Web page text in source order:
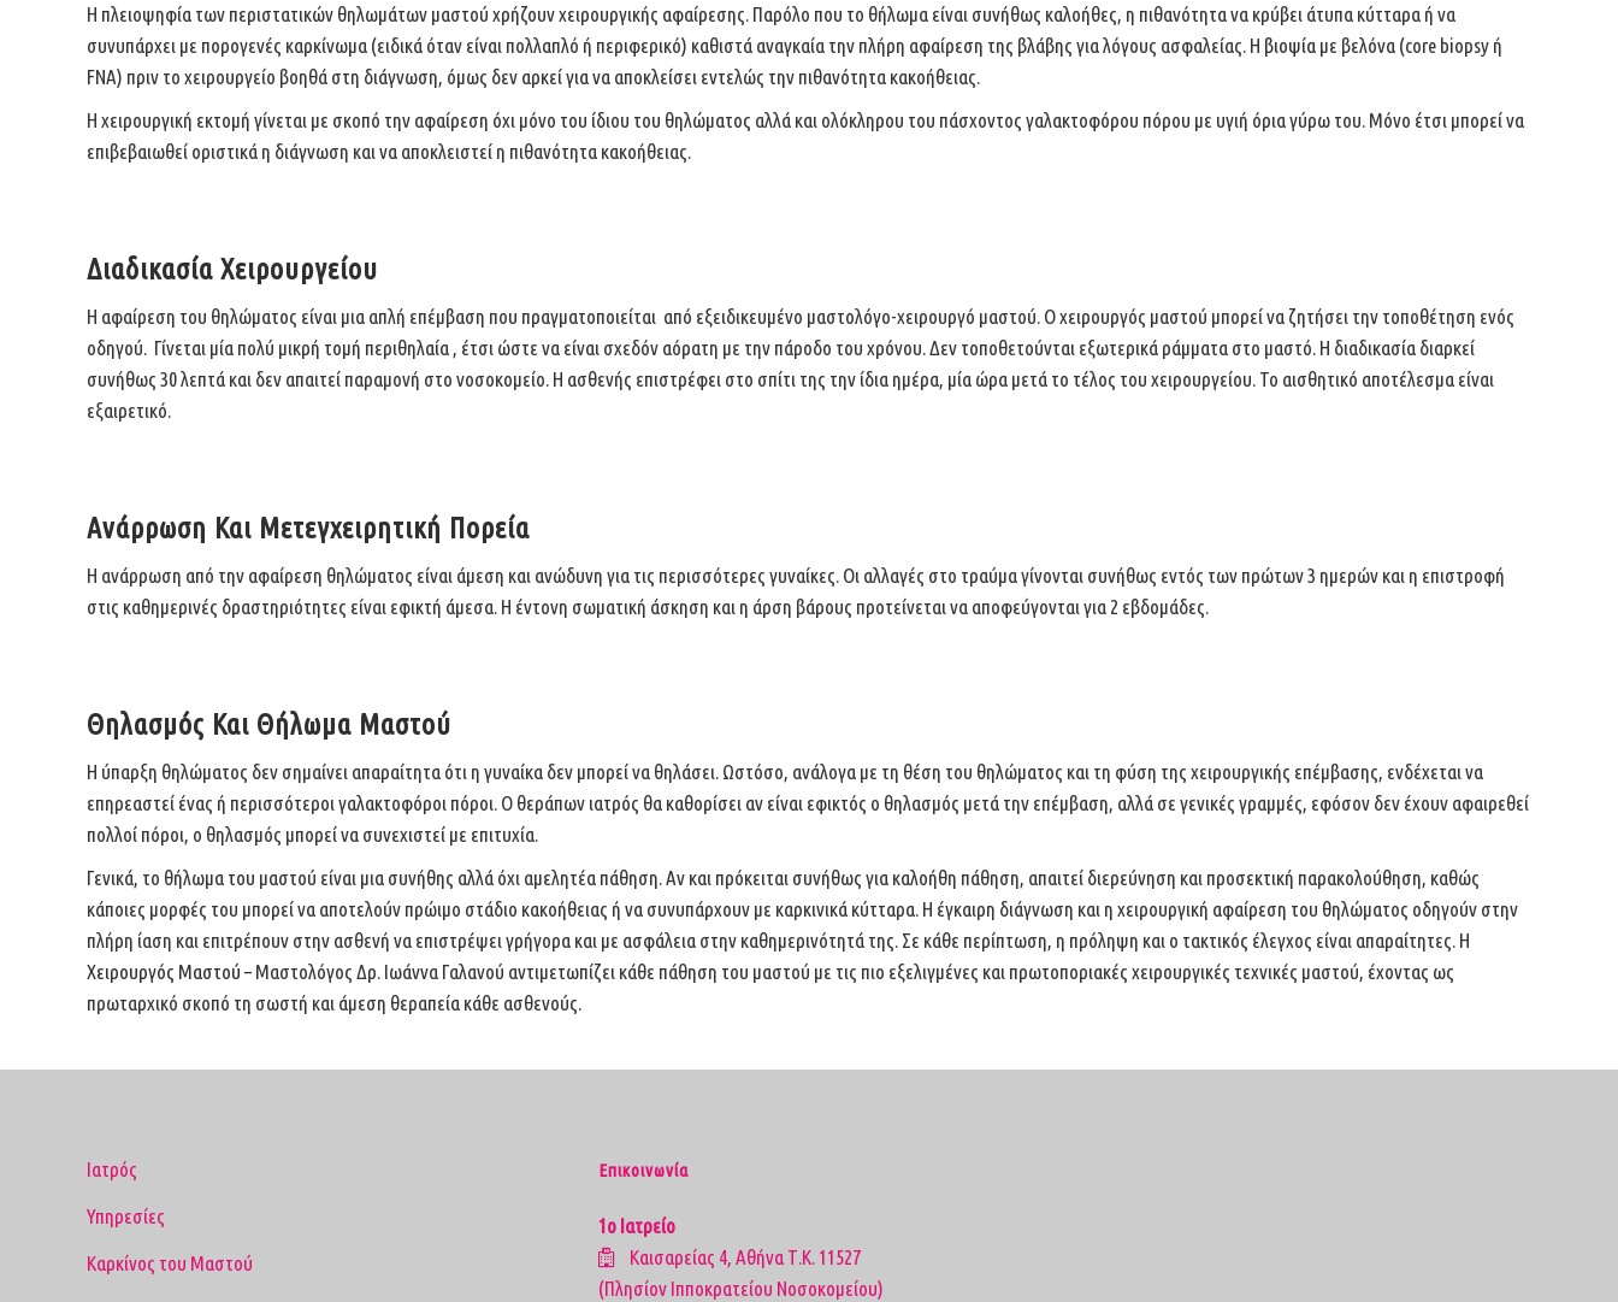
Η πλειοψηφία των περιστατικών θηλωμάτων μαστού χρήζουν χειρουργικής αφαίρεσης. Παρόλο που το θήλωμα είναι συνήθως καλοήθες, η πιθανότητα να κρύβει άτυπα κύτταρα ή να
συνυπάρχει με πορογενές καρκίνωμα (ειδικά όταν είναι πολλαπλό ή περιφερικό) καθιστά αναγκαία την πλήρη αφαίρεση της βλάβης για λόγους ασφαλείας. Η βιοψία με βελόνα (core biopsy ή
FNA) πριν το χειρουργείο βοηθά στη διάγνωση, όμως δεν αρκεί για να αποκλείσει εντελώς την πιθανότητα κακοήθειας.
Η χειρουργική εκτομή γίνεται με σκοπό την αφαίρεση όχι μόνο του ίδιου του θηλώματος αλλά και ολόκληρου του πάσχοντος γαλακτοφόρου πόρου με υγιή όρια γύρω του. Μόνο έτσι μπορεί να
επιβεβαιωθεί οριστικά η διάγνωση και να αποκλειστεί η πιθανότητα κακοήθειας.
Διαδικασία Χειρουργείου
Η αφαίρεση του θηλώματος είναι μια απλή επέμβαση που πραγματοποιείται από εξειδικευμένο μαστολόγο-χειρουργό μαστού. Ο χειρουργός μαστού μπορεί να ζητήσει την τοποθέτηση ενός
οδηγού. Γίνεται μία πολύ μικρή τομή περιθηλαία , έτσι ώστε να είναι σχεδόν αόρατη με την πάροδο του χρόνου. Δεν τοποθετούνται εξωτερικά ράμματα στο μαστό. Η διαδικασία διαρκεί
συνήθως 30 λεπτά και δεν απαιτεί παραμονή στο νοσοκομείο. Η ασθενής επιστρέφει στο σπίτι της την ίδια ημέρα, μία ώρα μετά το τέλος του χειρουργείου. Το αισθητικό αποτέλεσμα είναι
εξαιρετικό.
Ανάρρωση Και Μετεγχειρητική Πορεία
Η ανάρρωση από την αφαίρεση θηλώματος είναι άμεση και ανώδυνη για τις περισσότερες γυναίκες. Οι αλλαγές στο τραύμα γίνονται συνήθως εντός των πρώτων 3 ημερών και η επιστροφή
στις καθημερινές δραστηριότητες είναι εφικτή άμεσα. Η έντονη σωματική άσκηση και η άρση βάρους προτείνεται να αποφεύγονται για 2 εβδομάδες.
Θηλασμός Και Θήλωμα Μαστού
Η ύπαρξη θηλώματος δεν σημαίνει απαραίτητα ότι η γυναίκα δεν μπορεί να θηλάσει. Ωστόσο, ανάλογα με τη θέση του θηλώματος και τη φύση της χειρουργικής επέμβασης, ενδέχεται να
επηρεαστεί ένας ή περισσότεροι γαλακτοφόροι πόροι. Ο θεράπων ιατρός θα καθορίσει αν είναι εφικτός ο θηλασμός μετά την επέμβαση, αλλά σε γενικές γραμμές, εφόσον δεν έχουν αφαιρεθεί
πολλοί πόροι, ο θηλασμός μπορεί να συνεχιστεί με επιτυχία.
Γενικά, το θήλωμα του μαστού είναι μια συνήθης αλλά όχι αμελητέα πάθηση. Αν και πρόκειται συνήθως για καλοήθη πάθηση, απαιτεί διερεύνηση και προσεκτική παρακολούθηση, καθώς
κάποιες μορφές του μπορεί να αποτελούν πρώιμο στάδιο κακοήθειας ή να συνυπάρχουν με καρκινικά κύτταρα. Η έγκαιρη διάγνωση και η χειρουργική αφαίρεση του θηλώματος οδηγούν στην
πλήρη ίαση και επιτρέπουν στην ασθενή να επιστρέψει γρήγορα και με ασφάλεια στην καθημερινότητά της. Σε κάθε περίπτωση, η πρόληψη και ο τακτικός έλεγχος είναι απαραίτητες. Η
Χειρουργός Μαστού – Μαστολόγος Δρ. Ιωάννα Γαλανού αντιμετωπίζει κάθε πάθηση του μαστού με τις πιο εξελιγμένες και πρωτοποριακές χειρουργικές τεχνικές μαστού, έχοντας ως
πρωταρχικό σκοπό τη σωστή και άμεση θεραπεία κάθε ασθενούς.
Ιατρός
Υπηρεσίες
Καρκίνος του Μαστού
Επικοινωνία
1ο Ιατρείο
Καισαρείας 4, Αθήνα Τ.Κ. 11527
(Πλησίον Ιπποκρατείου Νοσοκομείου)